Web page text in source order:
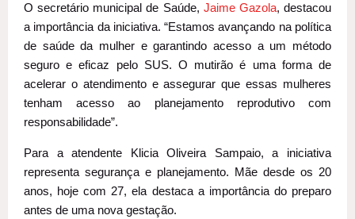
O secretário municipal de Saúde, Jaime Gazola, destacou
a importância da iniciativa. “Estamos avançando na política
de saúde da mulher e garantindo acesso a um método
seguro e eficaz pelo SUS. O mutirão é uma forma de
acelerar o atendimento e assegurar que essas mulheres
tenham acesso ao planejamento reprodutivo com
responsabilidade”.
Para a atendente Klicia Oliveira Sampaio, a iniciativa
representa segurança e planejamento. Mãe desde os 20
anos, hoje com 27, ela destaca a importância do preparo
antes de uma nova gestação.